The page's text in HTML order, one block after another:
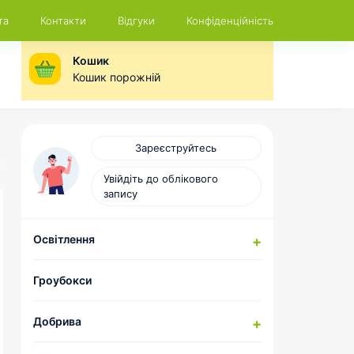
Контакти Відгуки Конфіденційність
Кошик
Кошик порожній
Зареєструйтесь
Увійдіть до облікового
запису
Освітлення
Компоненти для складання
LED-лампи
Гроубокси
Добрива